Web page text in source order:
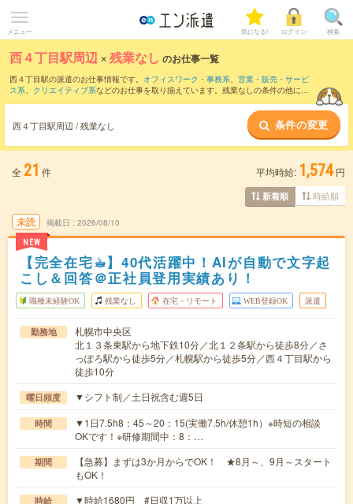
メニュー 気になる! ログイン 検索
西４丁目駅周辺 ×残業なし のお仕事一覧
西４丁目駅の派遣のお仕事情報です。 オフィスワーク・事務系、 営業・販売・サービ
ス系、 クリエイティブ系などのお仕事を取り揃えています。残業なしの条件の他に、
西４丁目駅周辺 / 残業なし 条件の変更
全 21 件 平均時給: 1,574 円
新着順 時給順
未読
NEW
掲載日 2026/08/10
【完全在宅☕︎】40代活躍中！AIが自動で文字起
こし＆回答＠正社員登用実績あり！
職種未経験OK 残業なし 在宅・リモート WEB登録OK 派遣
勤務地
札幌市中央区
北１３条東駅から地下鉄10分／北１２条駅から徒歩8分／さ
っぽろ駅から徒歩5分／札幌駅から徒歩5分／西４丁目駅から
徒歩10分
曜日頻度 ▼シフト制／土日祝含む週5日
時間
▼1日7.5h8：45～20：15(実働7.5h/休憩1h）※時短の相談
OKです！※研修期間中：8：…
期間
【急募】まずは3か月からでOK！ ★8月～、9月～スタート
もOK！
時給 ▼時給1680円 #日収1万以上